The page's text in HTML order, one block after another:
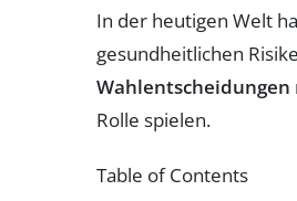
In der heutigen Welt
gesundheitlichen
Wahlentscheidungen
Rolle spielen.
Table of Contents